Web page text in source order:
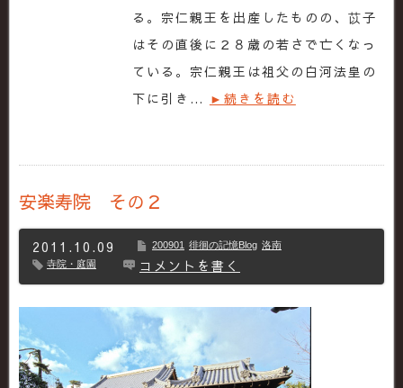
る。宗仁親王を出産したものの、苡子
はその直後に２８歳の若さで亡くなっ
ている。宗仁親王は祖父の白河法皇の
下に引き… ►続きを読む
安楽寿院 その２
2011.10.09 200901 徘徊の記憶Blog 洛南
寺院・庭園
コメントを書く